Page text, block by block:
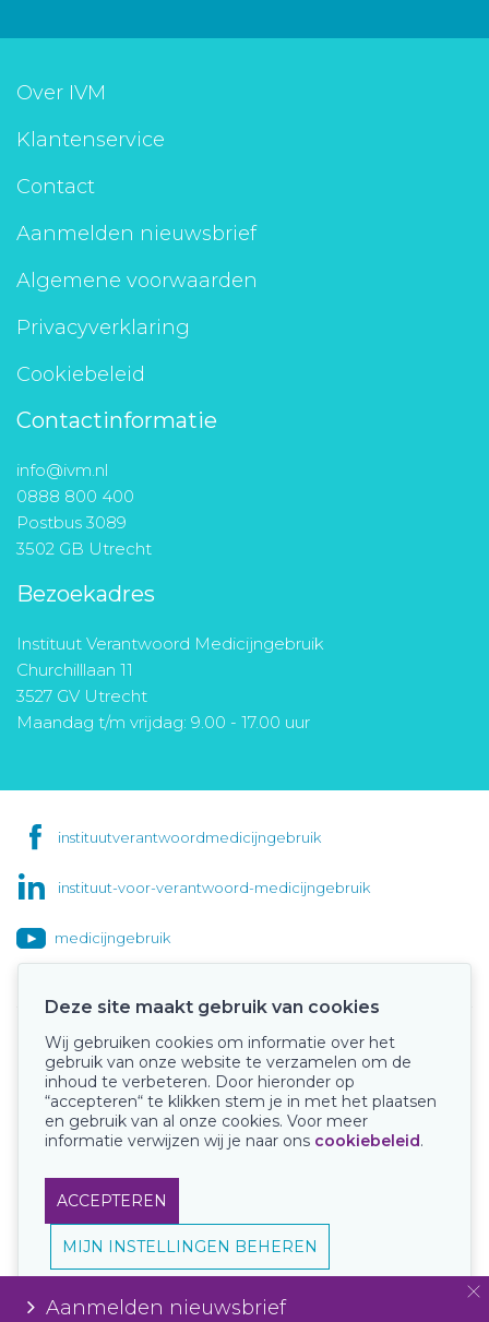
Over IVM
Klantenservice
Contact
Aanmelden nieuwsbrief
Algemene voorwaarden
Privacyverklaring
Cookiebeleid
Contactinformatie
info@ivm.nl
0888 800 400
Postbus 3089
3502 GB Utrecht
Bezoekadres
Instituut Verantwoord Medicijngebruik
Churchilllaan 11
3527 GV Utrecht
Maandag t/m vrijdag: 9.00 - 17.00 uur
instituutverantwoordmedicijngebruik
instituut-voor-verantwoord-medicijngebruik
medicijngebruik
Onze keurmerken
Aanmelden nieuwsbrief
Deze site maakt gebruik van cookies
Wij gebruiken cookies om informatie over het
gebruik van onze website te verzamelen om de
inhoud te verbeteren. Door hieronder op
“accepteren“ te klikken stem je in met het plaatsen
en gebruik van al onze cookies. Voor meer
informatie verwijzen wij je naar ons cookiebeleid.
ACCEPTEREN
MIJN INSTELLINGEN BEHEREN